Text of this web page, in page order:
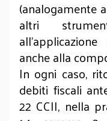
(analogamente
altri
anche alla
In ogni caso,
debiti fiscali
22 CCII, nella